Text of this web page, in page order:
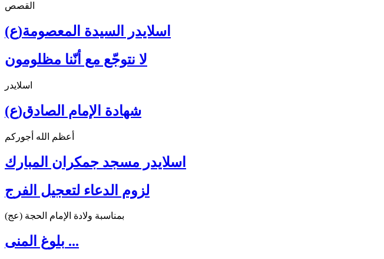
القصص
اسلايدر السيدة المعصومة(ع)
لا نتوجّع مع أنّنا مظلومون
اسلايدر
شهادة الإمام الصادق(ع)
أعظم الله أجوركم
اسلايدر مسجد جمكران المبارك
لزوم الدعاء لتعجيل الفرج
بمناسبة ولادة الإمام الحجة (عج)
بلوغ المنى ...